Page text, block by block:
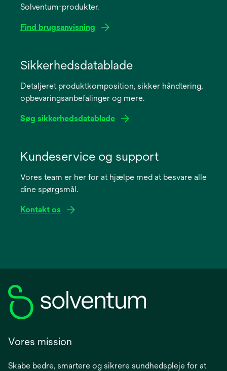
Solventum-produkter.
Find brugsanvisning
new
Sikkerhedsdatablade
Detaljeret produktkomposition, sikker håndtering,
opbevaringsanbefalinger og mere.
Søg sikkerhedsdatablade
new
Kundeservice og support
Vores team er her for at hjælpe med at besvare alle
dine spørgsmål.
Kontakt os
Vores mission
Skabe bedre, smartere og sikrere sundhedspleje for at